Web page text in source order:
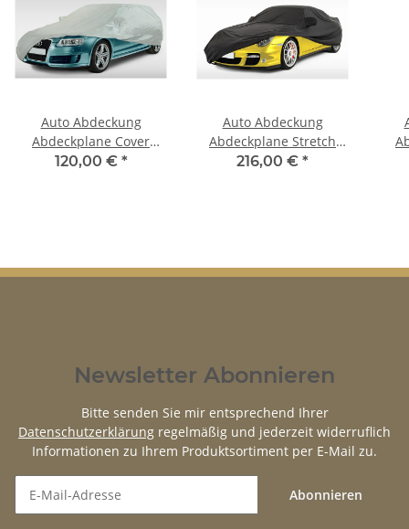
Auto Abdeckung
Abdeckplane Cover
Ganzgarage outdoor
120,00 € *
Auto Abdeckung
Abdeckplane Stretch
Cover Ganzgarage
216,00 € *
Newsletter Abonnieren
Bitte senden Sie mir entsprechend Ihrer
Datenschutzerklärung regelmäßig und jederzeit widerruflich
Informationen zu Ihrem Produktsortiment per E-Mail zu.
Abonnieren